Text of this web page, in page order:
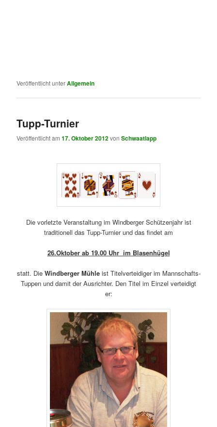
Veröffentlicht unterAllgemein
Tupp-Turnier
Veröffentlicht am17. Oktober 2012vonSchwaatlapp
Die vorletzte Veranstaltung im Windberger Schützenjahr ist
traditionell das Tupp-Turnier und das findet am
26.Oktober ab 19.00 Uhr im Blasenhügel
statt. Die Windberger Mühleist Titelverteidiger im Mannschafts-
Tuppen und damit der Ausrichter. Den Titel im Einzel verteidigt
er: